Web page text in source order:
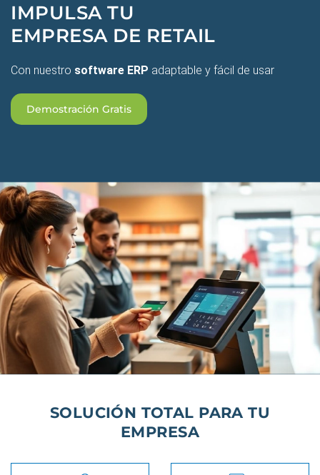
IMPULSA TU
EMPRESA DE RETAIL
Con nuestro software ERP adaptable y fácil de usar
Demostración Gratis
SOLUCIÓN TOTAL PARA TU
EMPRESA